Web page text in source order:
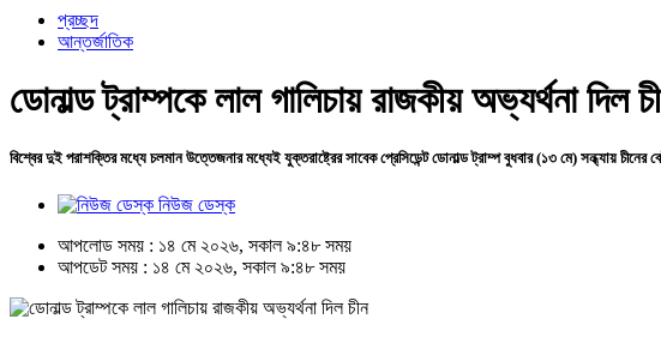
প্রচ্ছদ
আন্তর্জাতিক
ডোনাল্ড ট্রাম্পকে লাল গালিচায় রাজকীয় অভ্যর্থনা দিল
বিশ্বের দুই পরাশক্তির মধ্যে চলমান উত্তেজনার মধ্যেই যুক্তরাষ্ট্রের সাবেক প্রেসিডেন্ট ডোনাল্ড ট্রাম্প বুধবার (১৩ মে) সন্ধ্যায় চীনের
নিউজ ডেস্ক
আপলোড সময় : ১৪ মে ২০২৬, সকাল ৯:৪৮ সময়
আপডেট সময় : ১৪ মে ২০২৬, সকাল ৯:৪৮ সময়